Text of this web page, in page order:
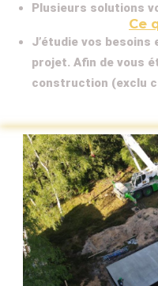
Plusieurs solutions
Ce
J’étudie vos
projet. Afin de vous
construction (exclu